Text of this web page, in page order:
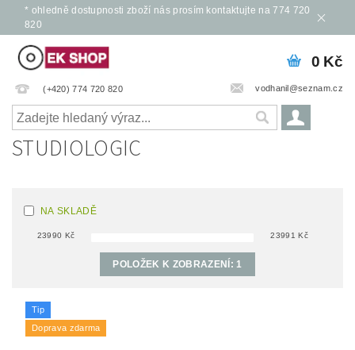
* ohledně dostupnosti zboží nás prosím kontaktujte na 774 720
820
(+420) 774 720 820 vodhanil@seznam.cz
0 Kč
STUDIOLOGIC
NA SKLADĚ
23990 Kč 23991 Kč
POLOŽEK K ZOBRAZENÍ:1
Tip
Doprava zdarma